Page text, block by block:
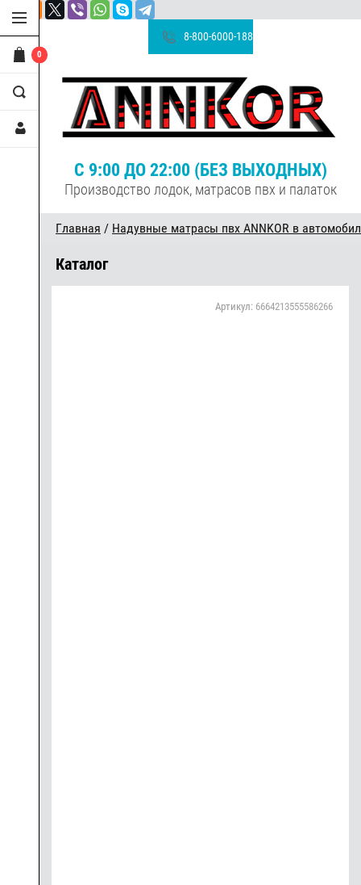
0
8-800-6000-188
С 9:00 ДО 22:00 (БЕЗ ВЫХОДНЫХ)
Производство лодок, матрасов пвх и палаток
Главная / Надувные матрасы пвх ANNKOR в
Каталог
Артикул: 6664213555586266